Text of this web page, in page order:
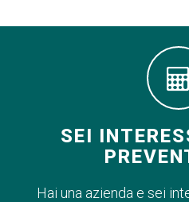
SEI
Hai una azienda e sei